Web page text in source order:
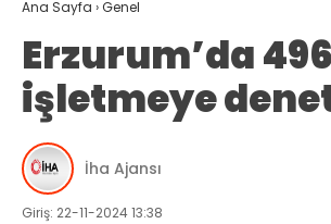
Ana Sayfa ›Genel
Erzurum’da 496
işletmeye
İha Ajansı
Giriş: 22-11-2024 13:38